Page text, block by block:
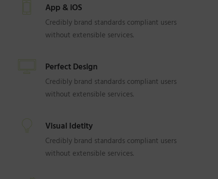
App & iOS
Credibly brand standards compliant users
without extensible services.
Perfect Design
Credibly brand standards compliant users
without extensible services.
Visual Idetity
Credibly brand standards compliant users
without extensible services.